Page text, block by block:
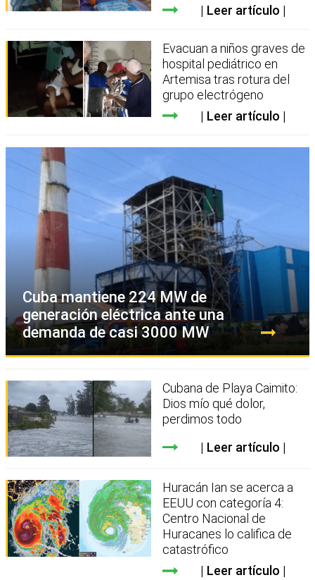
Leer artículo
Evacuan a niños graves de
hospital pediátrico en
Artemisa tras rotura del
grupo electrógeno
Leer artículo
Cuba mantiene 224 MW de
generación eléctrica ante una
demanda de casi 3000 MW
Cubana de Playa Caimito:
Dios mío qué dolor,
perdimos todo
Leer artículo
Huracán Ian se acerca a
EEUU con categoría 4:
Centro Nacional de
Huracanes lo califica de
catastrófico
Leer artículo